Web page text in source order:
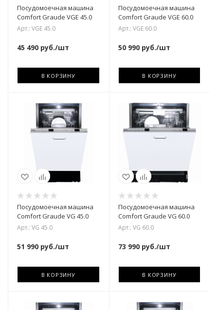
Посудомоечная машина
Comfort Graude VGE 45.0
Арт.: VGE 45.0
45 490 руб./шт
В КОРЗИНУ
Посудомоечная машина
Comfort Graude VGE 60.0
Арт.: VGE 60.0
50 990руб./шт
В КОРЗИНУ
Посудомоечная машина
Comfort Graude VG 45.0
Арт.: VG 45.0
51 990 руб./шт
В КОРЗИНУ
Посудомоечная машина
Comfort Graude VG 60.0
Арт.: VG 60.0
73 990руб./шт
В КОРЗИНУ